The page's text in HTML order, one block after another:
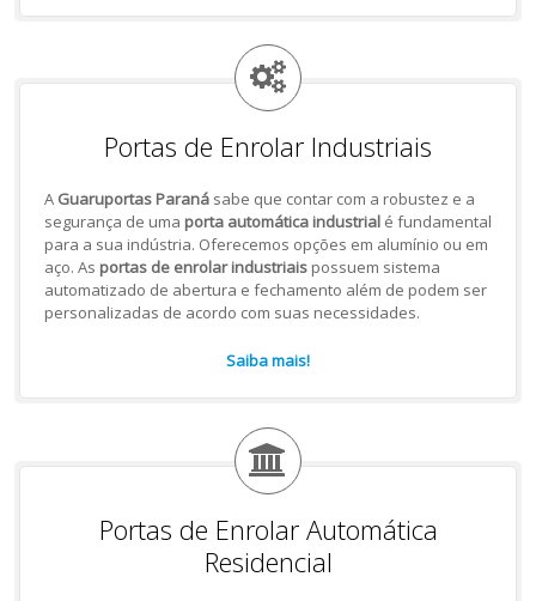
Portas de Enrolar Industriais
A Guaruportas Paranásabe que contar com a robustez e a
segurança de uma porta automática industrialé fundamental
para a sua indústria. Oferecemos opções em alumínio ou em
aço. As portas de enrolar industriaispossuem sistema
automatizado de abertura e fechamento além de podem ser
personalizadas de acordo com suas necessidades.
Saiba mais!
Portas de Enrolar Automática
Residencial